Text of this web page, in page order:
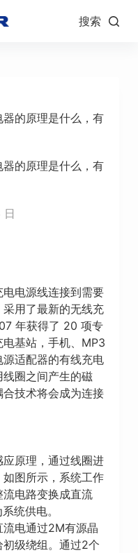
搜索
的原理是什么，有
的原理是什么，有
电源线连接到需要
用了最新的无线充
年获得了 20 项专
基站，手机、MP3
适配器的有线充电
圈之间产生的磁
技术将会成为连接
原理，通过线圈进
图所示，系统工作
电路变换成直流
统供电。
电通过2M有源晶
级绕组。通过2个